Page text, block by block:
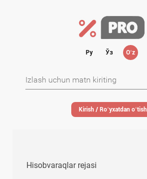
Ру Ўз Oʻz
Kirish / Roʻyхatdan oʻtish
Hisobvaraqlar rejasi